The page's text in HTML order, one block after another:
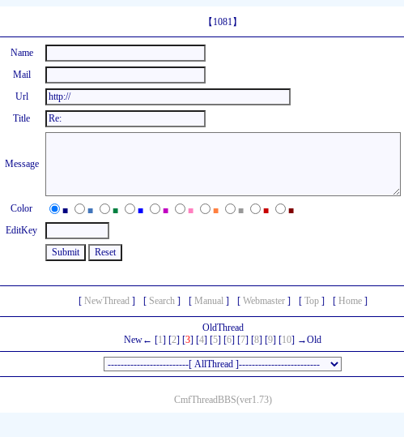
【1081】
Name
Mail
Url
Title
Message
Color ■ ■ ■ ■ ■ ■ ■ ■ ■
■
EditKey
[ NewThread] [ Search] [ Manual] [ Webmaster] [ Top] [ Home]
OldThread
New← [1] [2] [3] [4] [5] [6] [7] [8] [9] [10] →Old
CmfThreadBBS(ver1.73)